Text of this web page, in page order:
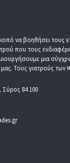
να βοηθήσει τους
που τους
μια
μας. Τους γιατρούς των
84 100